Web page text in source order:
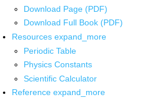
Download Page (PDF)
Download Full Book (PDF)
Resources expand_more
Periodic Table
Physics Constants
Scientific Calculator
Reference expand_more